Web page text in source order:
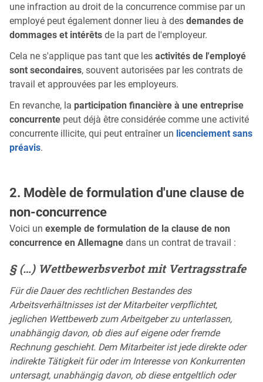
une infraction au droit de la concurrence commise par un
employé peut également donner lieu à des demandes de
dommages et intérêts de la part de l'employeur.
Cela ne s'applique pas tant que les activités de l'employé
sont secondaires, souvent autorisées par les contrats de
travail et approuvées par les employeurs.
En revanche, la participation financière à une entreprise
concurrente peut déjà être considérée comme une activité
concurrente illicite, qui peut entraîner un licenciement sans
préavis.
2. Modèle de formulation d'une clause de
non-concurrence
Voici un exemple de formulation de la clause de non
concurrence en Allemagne dans un contrat de travail :
§ (…) Wettbewerbsverbot mit Vertragsstrafe
Für die Dauer des rechtlichen Bestandes des
Arbeitsverhältnisses ist der Mitarbeiter verpflichtet,
jeglichen Wettbewerb zum Arbeitgeber zu unterlassen,
unabhängig davon, ob dies auf eigene oder fremde
Rechnung geschieht. Dem Mitarbeiter ist jede direkte oder
indirekte Tätigkeit für oder im Interesse von Konkurrenten
untersagt, unabhängig davon, ob diese entgeltlich oder